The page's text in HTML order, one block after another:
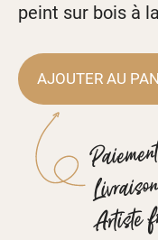
peint sur bois à
AJOUTER AU
Artiste